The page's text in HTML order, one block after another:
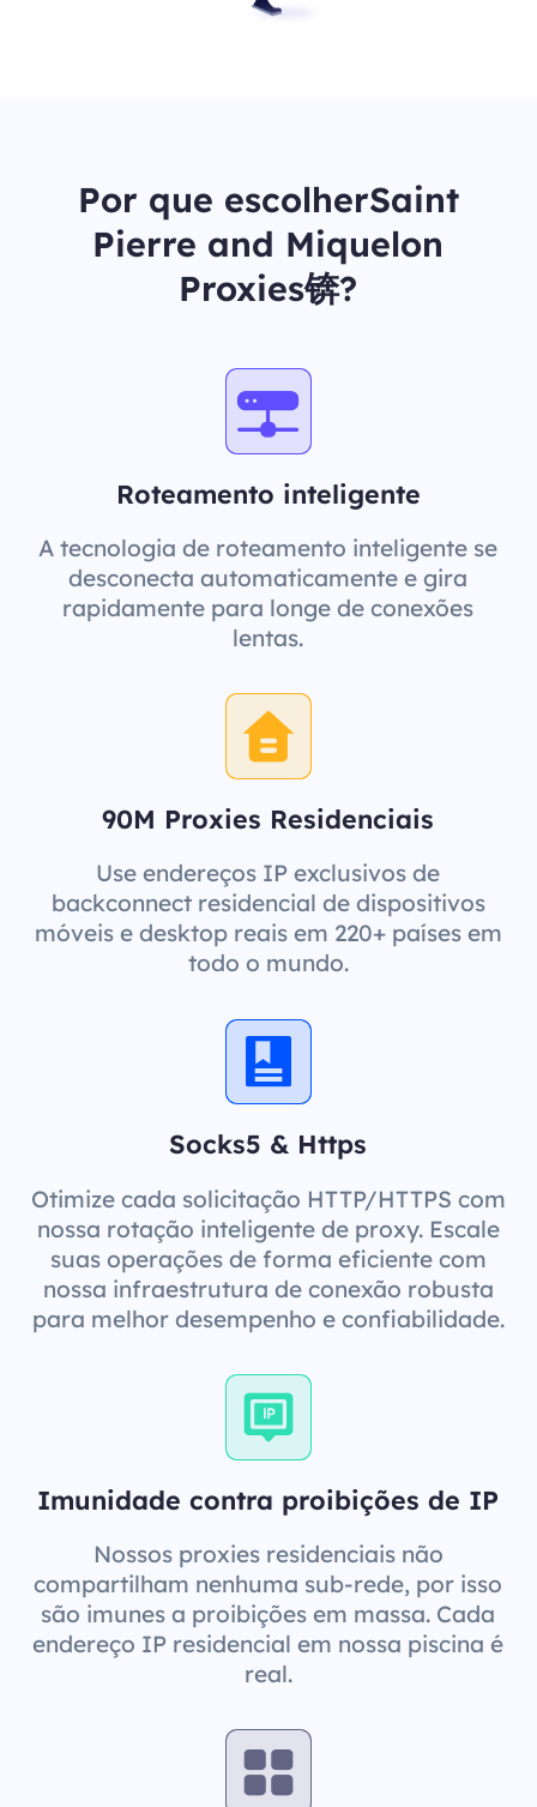
Por que escolherSaint
Pierre and Miquelon
Proxies锛?
Roteamento inteligente
A tecnologia de roteamento inteligente se
desconecta automaticamente e gira
rapidamente para longe de conexões
lentas.
90M Proxies Residenciais
Use endereços IP exclusivos de
backconnect residencial de dispositivos
móveis e desktop reais em 220+ países em
todo o mundo.
Socks5 & Https
Otimize cada solicitação HTTP/HTTPS com
nossa rotação inteligente de proxy. Escale
suas operações de forma eficiente com
nossa infraestrutura de conexão robusta
para melhor desempenho e confiabilidade.
Imunidade contra proibições de IP
Nossos proxies residenciais não
compartilham nenhuma sub-rede, por isso
são imunes a proibições em massa. Cada
endereço IP residencial em nossa piscina é
real.